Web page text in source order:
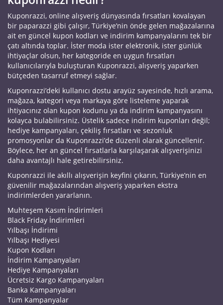
Kuponrazzi, online alışveriş dünyasında fırsatları kovalayan
bir paparazzi gibi çalışır, Türkiye’nin önde gelen mağazalarına
ait en güncel kupon kodları ve indirim kampanyalarını tek bir
çatı altında toplar. İster moda ister elektronik, ister günlük
ihtiyaçlar olsun, her kategoride en uygun fırsatları
kullanıcılarıyla buluşturan Kuponrazzi, alışveriş yaparken
bütçeden tasarruf etmeyi sağlar.
Kuponrazzi’deki kullanıcı dostu arayüz sayesinde, hızlı arama,
mağaza, kategori veya markaya göre listeleme yaparak
ihtiyacınız olan kupon kodunu ya da indirim kampanyasını
kolayca bulabilirsiniz. Üstelik sadece indirim kuponları değil;
hediye kampanyaları, çekiliş fırsatları ve sezonluk
promosyonlar da Kuponrazzi’de düzenli olarak güncellenir.
Böylece, her an güncel fırsatlarla karşılaşarak alışverişinizi
daha avantajlı hale getirebilirsiniz.
Kuponrazzi ile akıllı alışverişin keyfini çıkarın, Türkiye’nin en
güvenilir mağazalarından alışveriş yaparken ekstra
indirimlerden yararlanın.
Muhteşem Kasım İndirimleri
Black Friday İndirimleri
Yılbaşı İndirimi
Yılbaşı Hediyesi
Kupon Kodları
İndirim Kampanyaları
Hediye Kampanyaları
Ücretsiz Kargo Kampanyaları
Banka Kampanyaları
Tüm Kampanyalar